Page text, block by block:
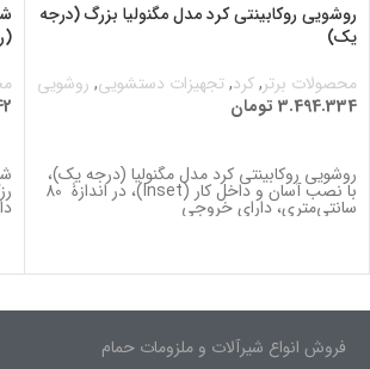
روشویی روکابینتی کرد مدل مگنولیا بزرگ (درجه
یک)
محصولات برتر,کرد,تجهیزات دستشویی, روشویی
3.494.334 تومان
روشویی روکابینتی کرد مدل مگنولیا (درجه یک)،
با نصب آسان و داخل کار (Inset)، در اندازۀ 80
سانتی‌متری، دارای خروجی
فروش انواع شیرآلات و ملزومات حمام